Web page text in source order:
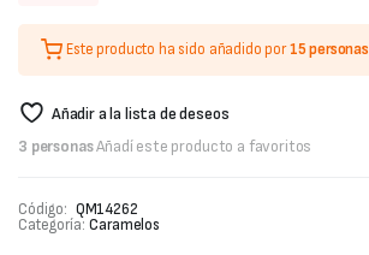
Este producto ha sido añadido por15 personas
Añadir a la lista de deseos
3 personasAñadí este producto a favoritos
Código: QM14262
Categoría: Caramelos